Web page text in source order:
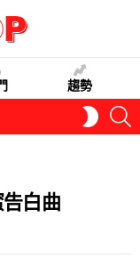
趨勢
SKIN
白曲